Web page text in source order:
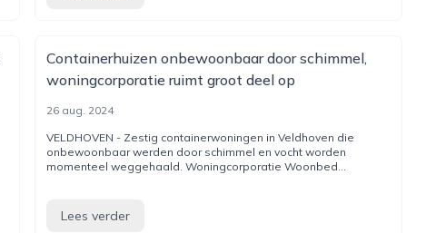
Containerhuizen onbewoonbaar door schimmel,
woningcorporatie ruimt groot deel op
26 aug. 2024
VELDHOVEN - Zestig containerwoningen in Veldhoven die
onbewoonbaar werden door schimmel en vocht worden
momenteel weggehaald. Woningcorporatie Woonbed...
Lees verder